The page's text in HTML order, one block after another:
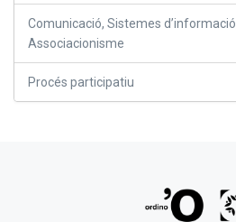
Comunicació, Sistemes
Associacionisme
Procés participatiu